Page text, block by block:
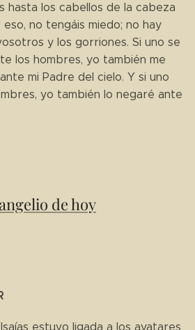
hasta los cabellos de la cabeza
no tengáis miedo; no hay
y los gorriones. Si uno se
los hombres, yo también me
mi Padre del cielo. Y si uno
yo también lo negaré ante
de hoy
estuvo ligada a los avatares